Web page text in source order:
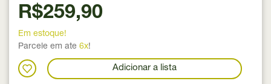
R$259,90
Em estoque!
Parcele em ate 6x!
Adicionar a lista